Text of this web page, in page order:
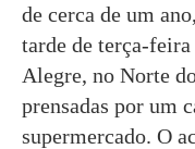
de cerca de um
tarde de terça-
Alegre, no Norte
prensadas por um
supermercado. O